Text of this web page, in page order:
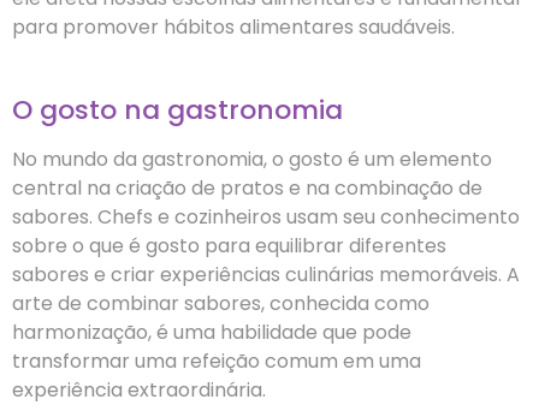
para promover hábitos alimentares saudáveis.
O gosto na gastronomia
No mundo da gastronomia, o gosto é um elemento
central na criação de pratos e na combinação de
sabores. Chefs e cozinheiros usam seu conhecimento
sobre o que é gosto para equilibrar diferentes
sabores e criar experiências culinárias memoráveis. A
arte de combinar sabores, conhecida como
harmonização, é uma habilidade que pode
transformar uma refeição comum em uma
experiência extraordinária.